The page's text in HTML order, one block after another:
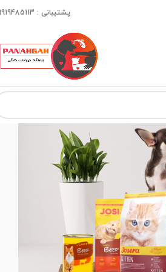
پشتیبانی : 09919485113